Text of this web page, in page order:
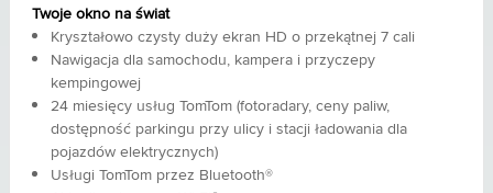
Twoje okno na świat
Kryształowo czysty duży ekran HD o przekątnej 7 cali
Nawigacja dla samochodu, kampera i przyczepy
kempingowej
24 miesięcy usług TomTom (fotoradary, ceny paliw,
dostępność parkingu przy ulicy i stacji ładowania dla
pojazdów elektrycznych)
Usługi TomTom przez Bluetooth®